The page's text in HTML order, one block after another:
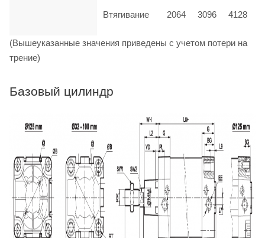
Втягивание 2064 3096 4128
(Вышеуказанные значения приведены с учетом потери на
трение)
Базовый цилиндр